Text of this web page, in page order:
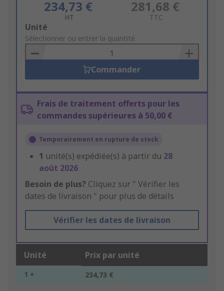
234,73 €
HT
281,68 €
TTC
Add
to
Basket
Unité
Sélectionner ou entrer la quantité
Commander
Frais de traitement offerts pour les
commandes supérieures à 50,00 €
Temporairement en rupture de stock
1 unité(s) expédiée(s) à partir du 28
août 2026
Besoin de plus? Cliquez sur " Vérifier les
dates de livraison " pour plus de détails
Vérifier les dates de livraison
Unité Prix par unité
1 + 234,73 €